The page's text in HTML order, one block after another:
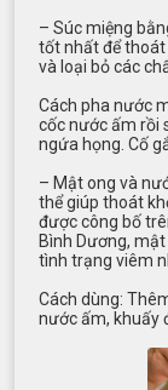
– Súc miệng
tốt nhất để
và loại bỏ các
Cách pha nước
cốc nước ấm rồi
ngứa họng. Cố
– Mật ong và
thể giúp thoát
được công bố
Bình Dương,
tình trạng viêm
Cách dùng:
nước ấm, khuấy